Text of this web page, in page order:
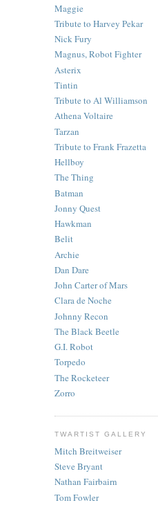
Maggie
Tribute to Harvey Pekar
Nick Fury
Magnus, Robot Fighter
Asterix
Tintin
Tribute to Al Williamson
Athena Voltaire
Tarzan
Tribute to Frank Frazetta
Hellboy
The Thing
Batman
Jonny Quest
Hawkman
Belit
Archie
Dan Dare
John Carter of Mars
Clara de Noche
Johnny Recon
The Black Beetle
G.I. Robot
Torpedo
The Rocketeer
Zorro
TWARTIST GALLERY
Mitch Breitweiser
Steve Bryant
Nathan Fairbairn
Tom Fowler